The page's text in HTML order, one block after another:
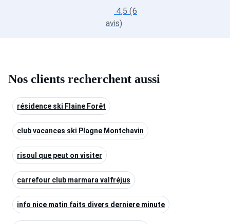
4,5 (6
avis)
Nos clients recherchent aussi
résidence ski Flaine Forêt
club vacances ski Plagne Montchavin
risoul que peut on visiter
carrefour club marmara valfréjus
info nice matin faits divers derniere minute